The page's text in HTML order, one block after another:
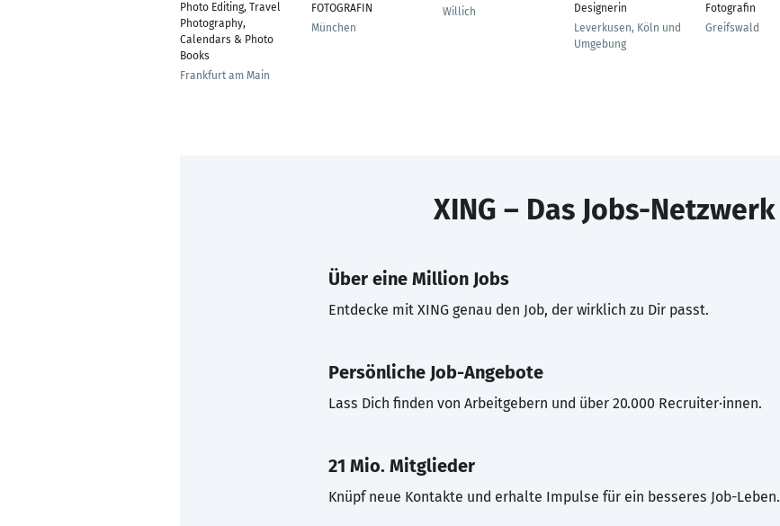
Photo Editing, Travel
Photography,
Calendars & Photo
Books
Frankfurt am Main
FOTOGRAFIN
München
Willich
Designerin
Leverkusen, Köln und
Umgebung
Fotografin
Greifswald
XING – Das Jobs-Netzwerk
Über eine Million Jobs
Entdecke mit XING genau den Job, der wirklich zu Dir passt.
Persönliche Job-Angebote
Lass Dich finden von Arbeitgebern und über 20.000 Recruiter·innen.
21 Mio. Mitglieder
Knüpf neue Kontakte und erhalte Impulse für ein besseres Job-Leben.